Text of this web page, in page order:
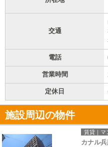
交通
電話
営業時間
定休日
施設周辺の物件
賃貸｜マ
カナル